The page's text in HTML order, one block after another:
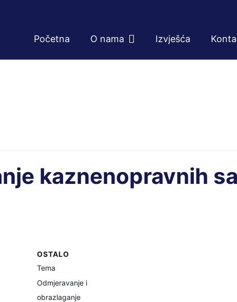
Početna O nama Izvješća
kaznenopravnih
OSTALO
Tema
Odmjeravanje i
obrazlaganje